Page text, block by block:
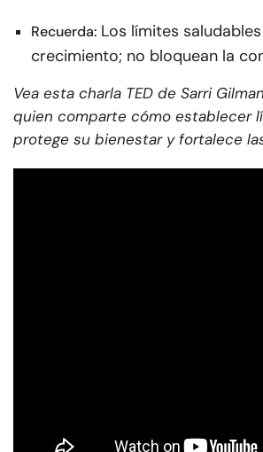
Recuerda: Los límites
crecimiento; no bloquean la
Vea esta charla TED de Sarri
quien comparte cómo establecer
protege su bienestar y fortalece